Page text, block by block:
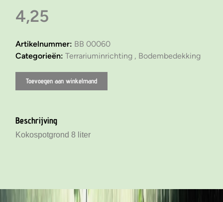
4,25
Artikelnummer: BB 00060
Categorieën: Terrariuminrichting , Bodembedekking
Toevoegen aan winkelmand
Beschrijving
Kokospotgrond 8 liter